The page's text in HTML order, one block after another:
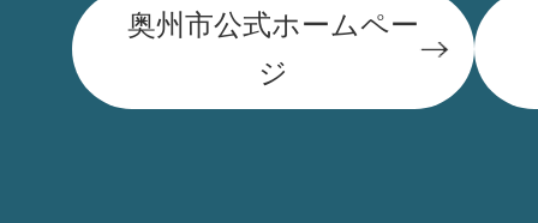
奥州市公式ホームペー
ジ